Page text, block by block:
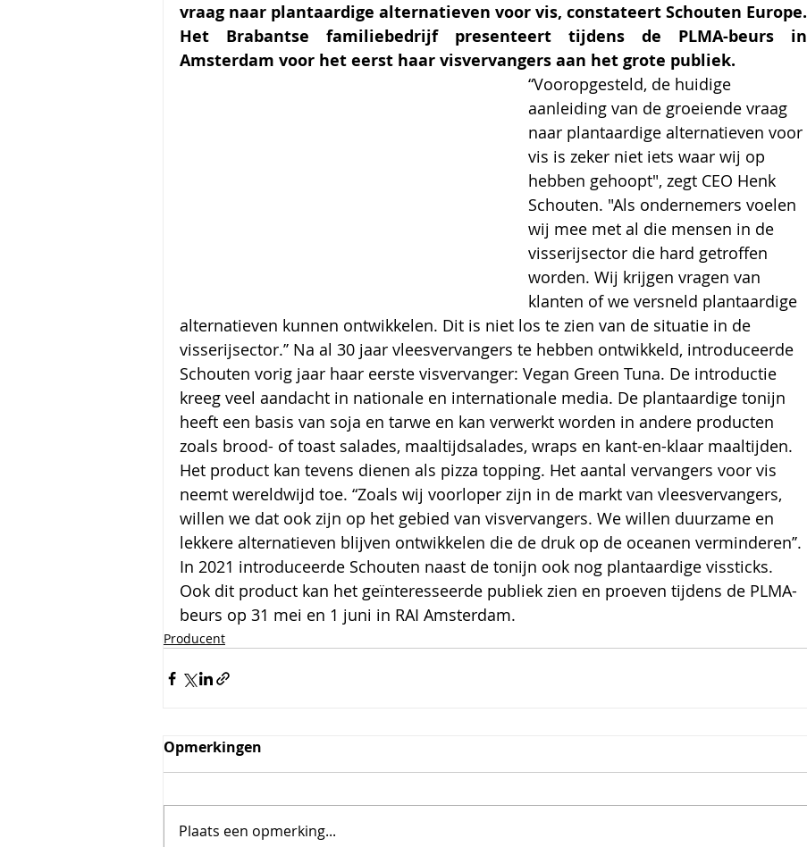
vraag naar plantaardige alternatieven voor vis, constateert Schouten Europe.
Het Brabantse familiebedrijf presenteert tijdens de PLMA-beurs in
Amsterdam voor het eerst haar visvervangers aan het grote publiek.
“Vooropgesteld, de huidige
aanleiding van de groeiende vraag
naar plantaardige alternatieven voor
vis is zeker niet iets waar wij op
hebben gehoopt", zegt CEO Henk
Schouten. "Als ondernemers voelen
wij mee met al die mensen in de
visserijsector die hard getroffen
worden. Wij krijgen vragen van
klanten of we versneld plantaardige
alternatieven kunnen ontwikkelen. Dit is niet los te zien van de situatie in de
visserijsector.’’ Na al 30 jaar vleesvervangers te hebben ontwikkeld, introduceerde
Schouten vorig jaar haar eerste visvervanger: Vegan Green Tuna. De introductie
kreeg veel aandacht in nationale en internationale media. De plantaardige tonijn
heeft een basis van soja en tarwe en kan verwerkt worden in andere producten
zoals brood- of toast salades, maaltijdsalades, wraps en kant-en-klaar maaltijden.
Het product kan tevens dienen als pizza topping. Het aantal vervangers voor vis
neemt wereldwijd toe. “Zoals wij voorloper zijn in de markt van vleesvervangers,
willen we dat ook zijn op het gebied van visvervangers. We willen duurzame en
lekkere alternatieven blijven ontwikkelen die de druk op de oceanen verminderen’’.
In 2021 introduceerde Schouten naast de tonijn ook nog plantaardige vissticks.
Ook dit product kan het geïnteresseerde publiek zien en proeven tijdens de PLMA-
beurs op 31 mei en 1 juni in RAI Amsterdam.
Producent
Opmerkingen
Plaats een opmerking...